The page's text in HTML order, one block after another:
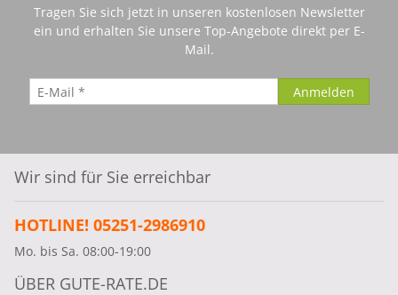
Tragen Sie sich jetzt in unseren kostenlosen Newsletter
ein und erhalten Sie unsere Top-Angebote direkt per E-
Mail.
Wir sind für Sie erreichbar
HOTLINE! 05251-2986910
Mo. bis Sa. 08:00-19:00
ÜBER GUTE-RATE.DE